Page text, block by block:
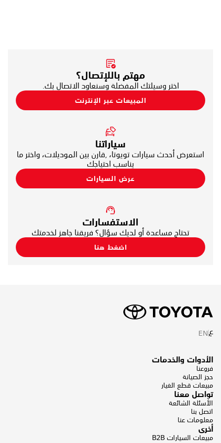
مهتم باللإتصال؟
اختر وسيلتك المفضلة وسنعاود الاتصال بك.
المبيعات عبر الإنترنت
سياراتنا
استعرض أحدث سيارات تويوتا، ,قارن بين الموديلات، واختر ما
يناسب احتياجك
عرض السيارات
الاستفسارات
تحتاج مساعدة أو لديك سؤال؟ فريقنا جاهز لخدمتك
اضغط هنا
ع EN
الأدوات والخدمات
فروعنا
حجز الصيانة
مبيعات قطع الغيار
تواصل معنا
الأسئلة الشائعة
اتصل بنا
معلومات عنا
أخرى
مبيعات السيارات B2B